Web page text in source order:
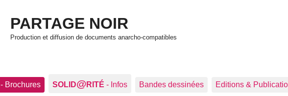
PARTAGE NOIR
Production et diffusion de documents anarcho-compatibles
- Brochures SOLID@RITÉ - Infos Bandes dessinées Editions &